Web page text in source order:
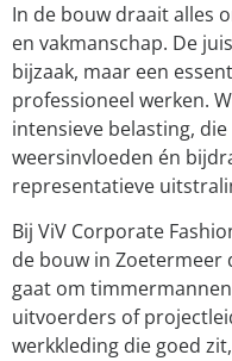
In de bouw draait alles
en vakmanschap. De
bijzaak, maar een
professioneel werken.
intensieve belasting,
weersinvloeden én
representatieve
Bij ViV Corporate
de bouw in Zoetermeer
gaat om
uitvoerders of
werkkleding die goed